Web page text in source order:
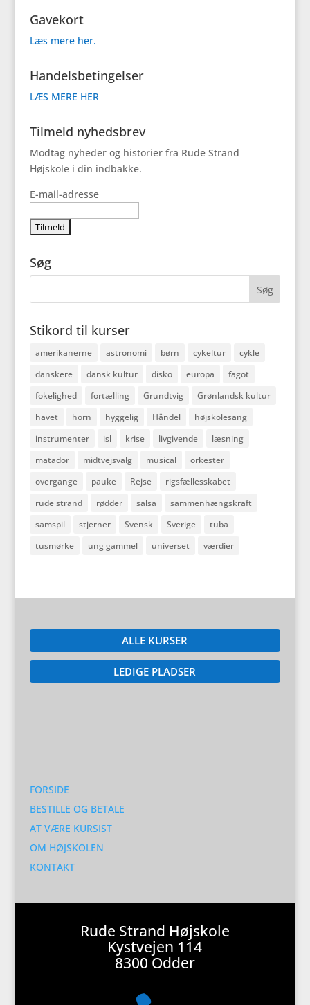
Gavekort
Læs mere her.
Handelsbetingelser
LÆS MERE HER
Tilmeld nyhedsbrev
Modtag nyheder og historier fra Rude Strand
Højskole i din indbakke.
E-mail-adresse
Søg
Stikord til kurser
amerikanerne astronomi børn cykeltur
cykle
danskere
dansk kultur disko europa
fagot
fokelighed
fortælling Grundtvig
Grønlandsk kultur
havet
horn hyggelig Händel
højskolesang
instrumenter
isl krise livgivende
læsning
matador
midtvejsvalg musical
orkester
overgange
pauke Rejse
rigsfællesskabet
rude strand
rødder salsa
sammenhængskraft
samspil
stjerner Svensk Sverige
tuba
tusmørke
ung gammel universet værdier
ALLE KURSER
LEDIGE PLADSER
FORSIDE
BESTILLE OG BETALE
AT VÆRE KURSIST
OM HØJSKOLEN
KONTAKT
Rude Strand Højskole
Kystvejen 114
8300 Odder